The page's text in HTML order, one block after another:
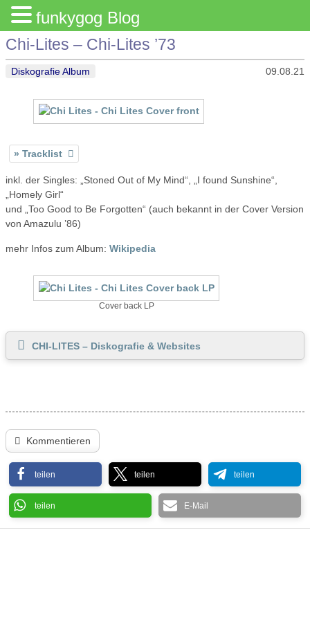
Chi-Lites – Chi-Lites ’73
Diskografie Album 09.08.21
Tracklist
inkl. der Singles: „Stoned Out of My Mind“, „I found Sunshine“,
„Homely Girl“
und „Too Good to Be Forgotten“ (auch bekannt in der Cover Version
von Amazulu ’86)
mehr Infos zum Album: Wikipedia
Cover back LP
CHI-LITES – Diskografie & Websites
Kommentieren
teilen teilen teilen
teilen E-Mail
funkygog Blog